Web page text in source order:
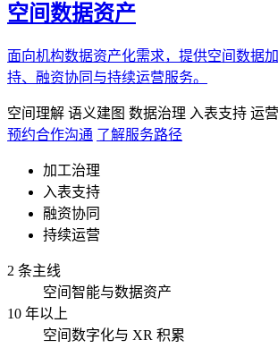
空间数据资产
面向机构数据资产化需求，提供空间数据
持、融资协同与持续运营服务。
空间理解 语义建图 数据治理 入表支持 运
预约合作沟通 了解服务路径
加工治理
入表支持
融资协同
持续运营
2 条主线
空间智能与数据资产
10 年以上
空间数字化与 XR 积累